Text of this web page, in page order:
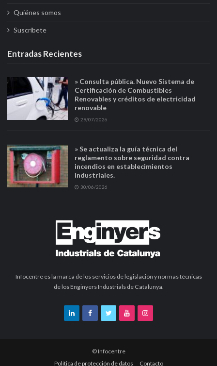
Quiénes somos
Suscríbete
Entradas Recientes
» Consulta pública. Nuevo Sistema de
Certificación de Combustibles
Renovables y créditos de electricidad
renovable
29/07/2026
» Se actualiza la guía técnica del
reglamento sobre seguridad contra
incendios en establecimientos
industriales.
30/06/2026
Infocentre es la marca de los servicios de legislación y normas técnicas
de los Enginyers Industrials de Catalunya.
© Infocentre
Política de protección de datos
Contacto